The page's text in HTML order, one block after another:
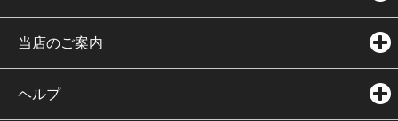
当店のご案内
ヘルプ